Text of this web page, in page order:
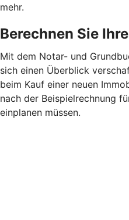
mehr.
Berechnen Sie
Mit dem Notar- und
sich einen Überblick
beim Kauf einer neuen
nach der Beispielrechnung
einplanen müssen.